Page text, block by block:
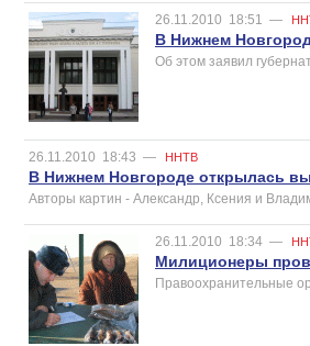
26.11.2010 18:51 —
В Нижнем
Об этом заявил
26.11.2010 18:43 — ННТВ
В Нижнем Новгороде открылась
Авторы картин - Александр, Ксения и
26.11.2010 18:34 —
Милиционеры
Правоохранительные